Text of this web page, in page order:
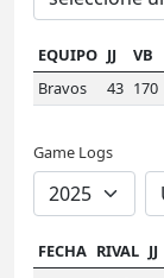
EQUIPO JJ VB
Bravos
43 170
Game Logs
FECHA RIVAL JJ